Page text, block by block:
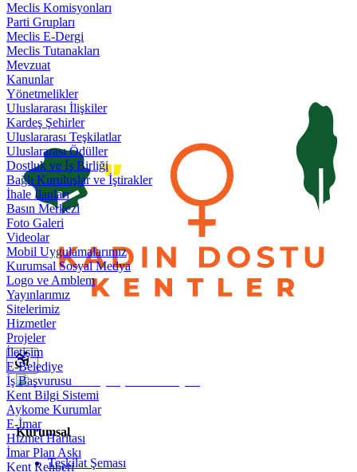
Meclis Komisyonları
Parti Grupları
Meclis E-Dergi
Meclis Tutanakları
Mevzuat
Kanunlar
Yönetmelikler
Uluslararası İlişkiler
Kardeş Şehirler
Uluslararası Teşkilatlar
Uluslararası Ödüller
Dostluk ve İş Birliği
Bağlı Kuruluşlar ve İştirakler
İhale İlanları
Basın Merkezi
Foto Galeri
Videolar
Mobil Uygulamalarımız
Kurumsal Sosyal Medya
Logo ve Amblem
Yayınlarımız
Sitelerimiz
Hizmetler
Projeler
İletişim
E-Belediye
İş Başvurusu
Kent Bilgi Sistemi
Aykome Kurumlar
E-İmar
Hizmet Haritası
İmar Plan Askı
Kent Rehberi
Kurumsal
Teşkilat Şeması